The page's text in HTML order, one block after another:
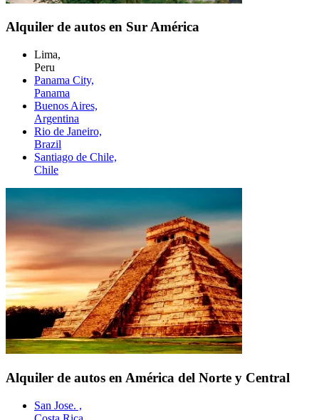
Alquiler de autos en Sur América
Lima,
Peru
Panama City,
Panama
Buenos Aires,
Argentina
Rio de Janeiro,
Brazil
Santiago de Chile,
Chile
Alquiler de autos en América del Norte y Central
San Jose. ,